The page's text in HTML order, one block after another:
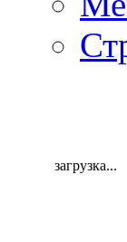
загрузка...